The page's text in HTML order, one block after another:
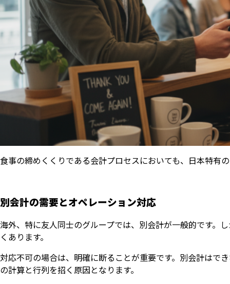
食事の締めくくりである会計プロセスにおいても、日本特有
別会計の需要とオペレーション対応
海外、特に友人同士のグループでは、別会計が一般的です。
くあります。
対応不可の場合は、明確に断ることが重要です。別会計はで
の計算と行列を招く原因となります。